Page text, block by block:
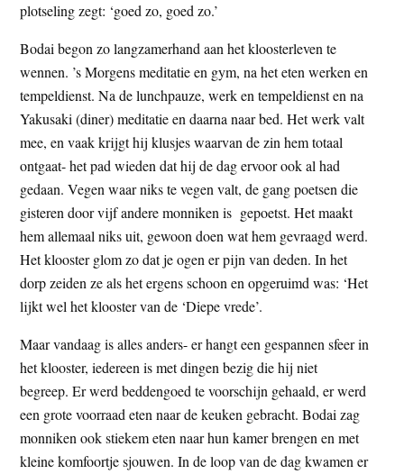
plotseling zegt: ‘goed zo, goed zo.’
Bodai begon zo langzamerhand aan het kloosterleven te
wennen. ’s Morgens meditatie en gym, na het eten werken en
tempeldienst. Na de lunchpauze, werk en tempeldienst en na
Yakusaki (diner) meditatie en daarna naar bed. Het werk valt
mee, en vaak krijgt hij klusjes waarvan de zin hem totaal
ontgaat- het pad wieden dat hij de dag ervoor ook al had
gedaan. Vegen waar niks te vegen valt, de gang poetsen die
gisteren door vijf andere monniken is gepoetst. Het maakt
hem allemaal niks uit, gewoon doen wat hem gevraagd werd.
Het klooster glom zo dat je ogen er pijn van deden. In het
dorp zeiden ze als het ergens schoon en opgeruimd was: ‘Het
lijkt wel het klooster van de ‘Diepe vrede’.
Maar vandaag is alles anders- er hangt een gespannen sfeer in
het klooster, iedereen is met dingen bezig die hij niet
begreep. Er werd beddengoed te voorschijn gehaald, er werd
een grote voorraad eten naar de keuken gebracht. Bodai zag
monniken ook stiekem eten naar hun kamer brengen en met
kleine komfoortje sjouwen. In de loop van de dag kwamen er